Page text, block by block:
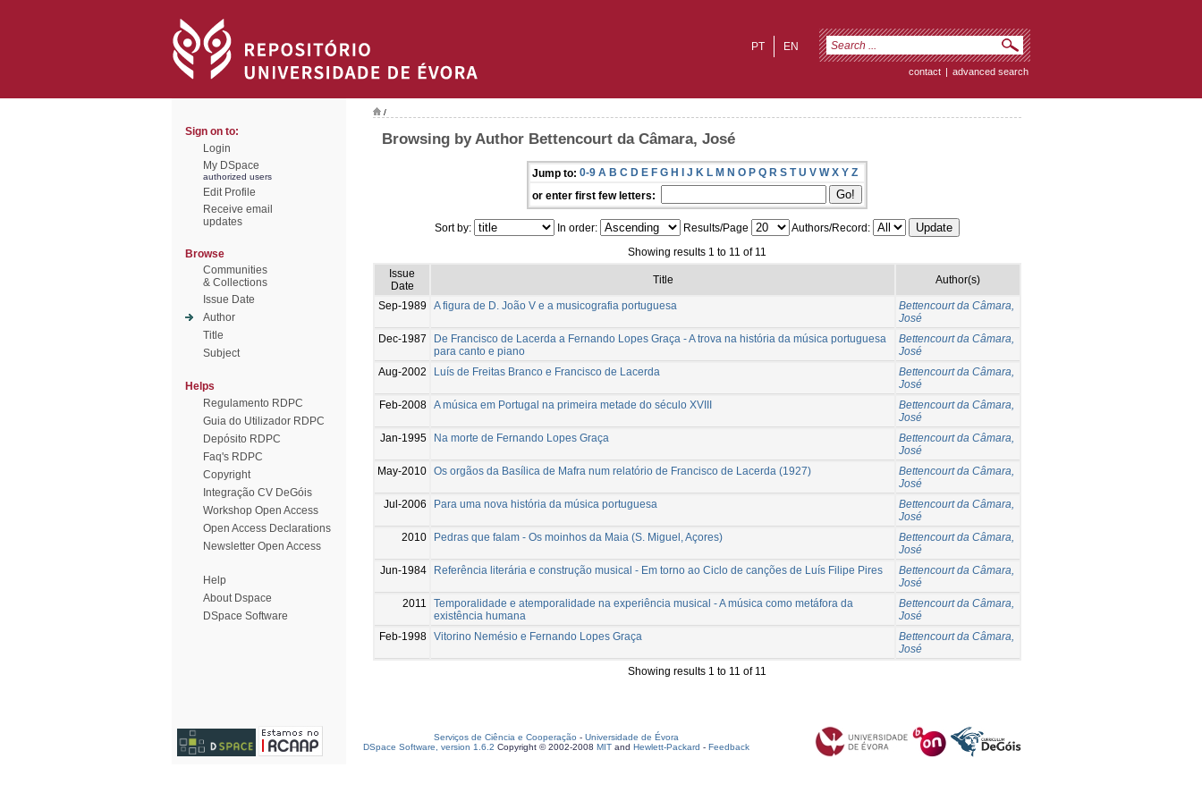
EN
PT
contact | advanced search
Sign on to:
Login
My DSpace
authorized users
Edit Profile
Receive email
updates
Browse
Communities
& Collections
Issue Date
Author
Title
Subject
Helps
Regulamento RDPC
Guia do Utilizador RDPC
Depósito RDPC
Faq's RDPC
Copyright
Integração CV DeGóis
Workshop Open Access
Open Access Declarations
Newsletter Open Access
Help
About Dspace
DSpace Software
/
Browsing by Author Bettencourt da Câmara, José
Jump to: 0-9 A B C D E F G H I J K L M N O P Q R S T U V W X Y Z
or enter first few letters:
Sort by: In order: Results/Page
Authors/Record:
Showing results 1 to 11 of 11
Issue
Date
Title Author(s)
Sep-1989 A figura de D. João V e a musicografia portuguesa
Bettencourt da Câmara,
José
Dec-1987
De Francisco de Lacerda a Fernando Lopes Graça - A trova na história da música portuguesa
para canto e piano
Bettencourt da Câmara,
José
Aug-2002
Luís de Freitas Branco e Francisco de Lacerda
Bettencourt da Câmara,
José
Feb-2008 A música em Portugal na primeira metade do século XVIII
Bettencourt da Câmara,
José
Jan-1995
Na morte de Fernando Lopes Graça
Bettencourt da Câmara,
José
May-2010 Os orgãos da Basílica de Mafra num relatório de Francisco de Lacerda (1927)
Bettencourt da Câmara,
José
Jul-2006
Para uma nova história da música portuguesa
Bettencourt da Câmara,
José
2010
Pedras que falam - Os moinhos da Maia (S. Miguel, Açores)
Bettencourt da Câmara,
José
Jun-1984
Referência literária e construção musical - Em torno ao Ciclo de canções de Luís Filipe Pires
Bettencourt da Câmara,
José
2011
Temporalidade e atemporalidade na experiência musical - A música como metáfora da
existência humana
Bettencourt da Câmara,
José
Feb-1998 Vitorino Nemésio e Fernando Lopes Graça
Bettencourt da Câmara,
José
Showing results 1 to 11 of 11
Serviços de Ciência e Cooperação - Universidade de Évora
DSpace Software, version 1.6.2 Copyright © 2002-2008 MIT and Hewlett-Packard - Feedback